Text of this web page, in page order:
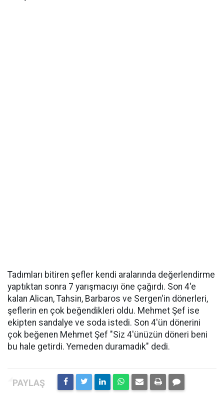
Tadımları bitiren şefler kendi aralarında değerlendirme
yaptıktan sonra 7 yarışmacıyı öne çağırdı. Son 4'e
kalan Alican, Tahsin, Barbaros ve Sergen'in dönerleri,
şeflerin en çok beğendikleri oldu. Mehmet Şef ise
ekipten sandalye ve soda istedi. Son 4'ün dönerini
çok beğenen Mehmet Şef "Siz 4'ünüzün döneri beni
bu hale getirdi. Yemeden duramadık" dedi.